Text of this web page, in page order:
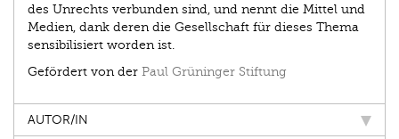
des Unrechts verbunden sind, und nennt die Mittel und
Medien, dank deren die Gesellschaft für dieses Thema
sensibilisiert worden ist.
Gefördert von der Paul Grüninger Stiftung
AUTOR/IN